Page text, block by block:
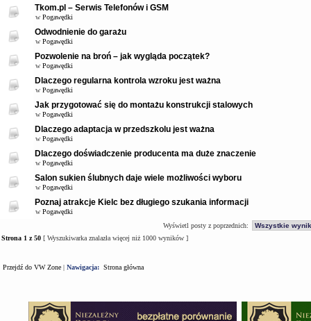
Tkom.pl – Serwis Telefonów i GSM
w Pogawędki
Odwodnienie do garażu
w Pogawędki
Pozwolenie na broń – jak wygląda początek?
w Pogawędki
Dlaczego regularna kontrola wzroku jest ważna
w Pogawędki
Jak przygotować się do montażu konstrukcji stalowych
w Pogawędki
Dlaczego adaptacja w przedszkolu jest ważna
w Pogawędki
Dlaczego doświadczenie producenta ma duże znaczenie
w Pogawędki
Salon sukien ślubnych daje wiele możliwości wyboru
w Pogawędki
Poznaj atrakcje Kielc bez długiego szukania informacji
w Pogawędki
Wyświetl posty z poprzednich:
Strona 1 z50 [ Wyszukiwarka znalazła więcej niż 1000 wyników ]
Przejdź do VW Zone | Nawigacja: Strona główna